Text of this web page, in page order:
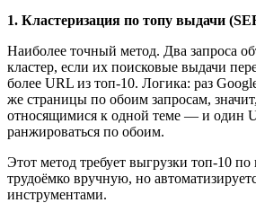
1. Кластеризация по топу выдачи
Наиболее точный метод. Два запроса
кластер, если их поисковые выдачи
более URL из топ-10. Логика: раз
же страницы по обоим запросам,
относящимися к одной теме — и один
ранжироваться по обоим.
Этот метод требует выгрузки топ-10 по
трудоёмко вручную, но
инструментами.